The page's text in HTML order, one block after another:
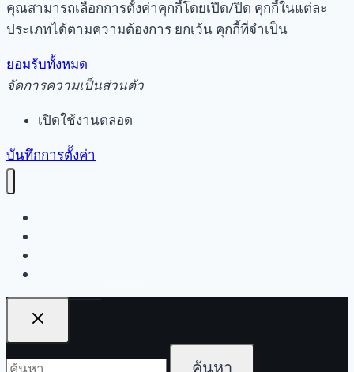
คุณสามารถเลือกการตั้งค่าคุกกี้โดยเปิด/ปิด คุกกี้ในแต่ละ
ประเภทได้ตามความต้องการ ยกเว้น คุกกี้ที่จำเป็น
ยอมรับทั้งหมด
จัดการความเป็นส่วนตัว
เปิดใช้งานตลอด
บันทึกการตั้งค่า